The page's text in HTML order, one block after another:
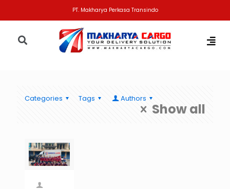
PT. Makharya Perkasa Transindo
Categories Tags Authors
Show all